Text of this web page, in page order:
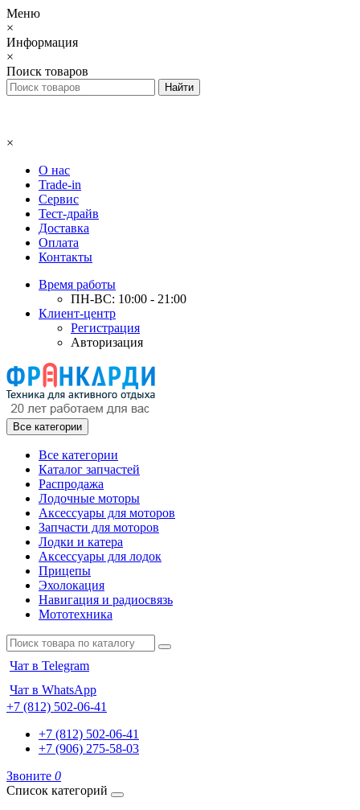
Меню
×
Информация
×
Поиск товаров
×
О нас
Trade-in
Сервис
Тест-драйв
Доставка
Оплата
Контакты
Время работы
ПН-ВС: 10:00 - 21:00
Клиент-центр
Регистрация
Авторизация
Все категории
Все категории
Каталог запчастей
Распродажа
Лодочные моторы
Аксессуары для моторов
Запчасти для моторов
Лодки и катера
Аксессуары для лодок
Прицепы
Эхолокация
Навигация и радиосвязь
Мототехника
Чат в Telegram
Чат в WhatsApp
+7 (812) 502-06-41
+7 (812) 502-06-41
+7 (906) 275-58-03
Звоните 0
Список категорий